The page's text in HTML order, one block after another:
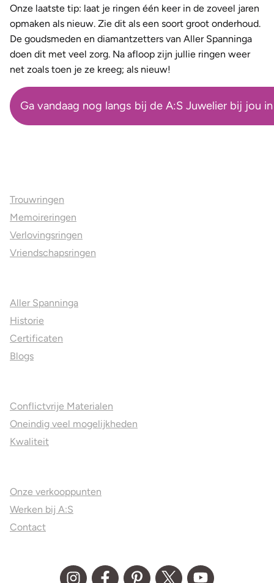
Onze laatste tip: laat je ringen één keer in de zoveel jaren
opmaken als nieuw. Zie dit als een soort groot onderhoud.
De goudsmeden en diamantzetters van Aller Spanninga
doen dit met veel zorg. Na afloop zijn jullie ringen weer
net zoals toen je ze kreeg; als nieuw!
Ga vandaag nog langs bij de A:S Juwelier bij jou
Trouwringen
Memoireringen
Verlovingsringen
Vriendschapsringen
Aller Spanninga
Historie
Certificaten
Blogs
Conflictvrije Materialen
Oneindig veel mogelijkheden
Kwaliteit
Onze verkooppunten
Werken bij A:S
Contact